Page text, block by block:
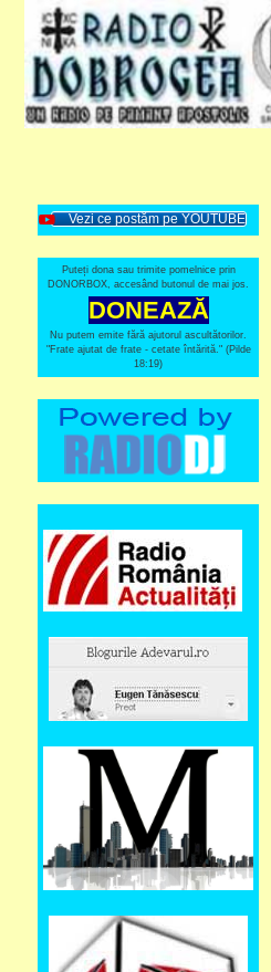
content
Vezi ce postăm pe YOUTUBE
Puteți dona sau trimite pomelnice prin
DONORBOX, accesând butonul de mai jos.
DONEAZĂ
Nu putem emite fără ajutorul ascultătorilor.
"Frate ajutat de frate - cetate întărită." (Pilde
18:19)